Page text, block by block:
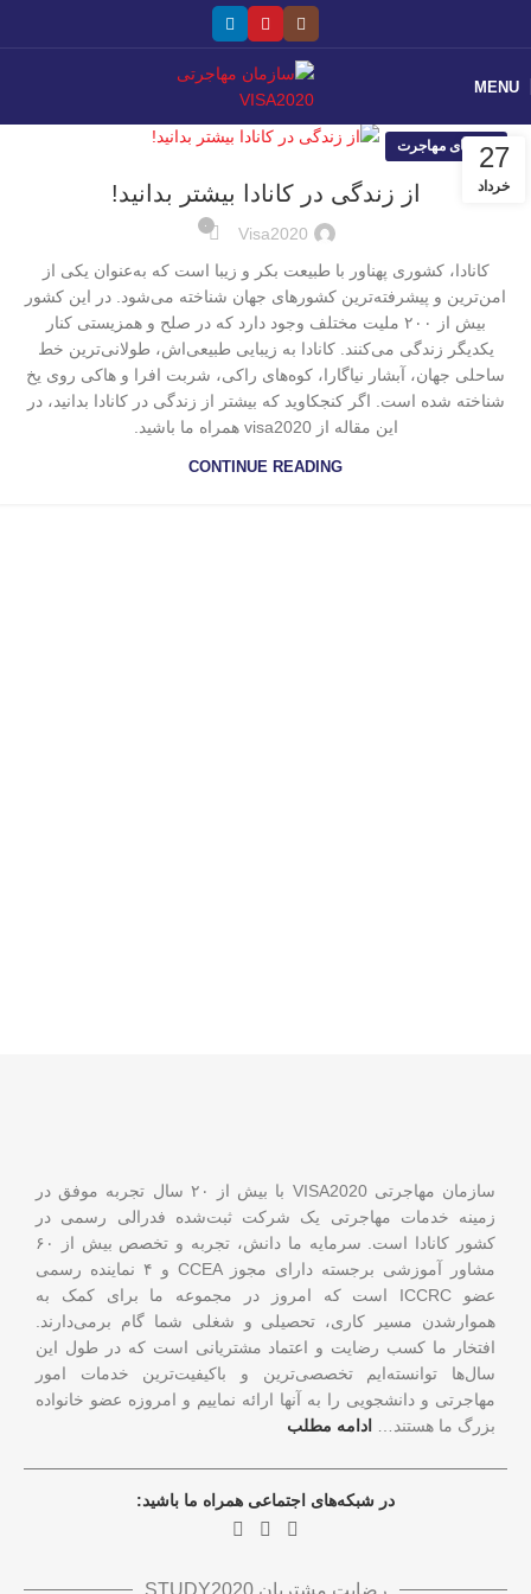
MENU
27
خرداد
راهنمای مهاجرت
از زندگی در کانادا بیشتر بدانید!
Visa2020 ۰
کانادا، کشوری پهناور با طبیعت بکر و زیبا است که به‌عنوان یکی از
امن‌ترین و پیشرفته‌ترین کشورهای جهان شناخته می‌شود. در این کشور
بیش از ۲۰۰ ملیت مختلف وجود دارد که در صلح و همزیستی کنار
یکدیگر زندگی می‌کنند. کانادا به‌ زیبایی طبیعی‌اش، طولانی‌ترین خط
ساحلی جهان، آبشار نیاگارا، کوه‌های راکی، شربت افرا و هاکی روی یخ
شناخته شده است. اگر کنجکاوید که بیشتر از زندگی در کانادا بدانید، در
این مقاله از visa2020 همراه ما باشید.
CONTINUE READING
سازمان مهاجرتی VISA2020 با بیش از ۲۰ سال تجربه موفق در
زمینه خدمات مهاجرتی یک شرکت ثبت‌شده فدرالی رسمی در
کشور کانادا است. سرمایه ما دانش، تجربه و تخصص بیش از ۶۰
مشاور آموزشی برجسته دارای مجوز CCEA و ۴ نماینده رسمی
عضو ICCRC است که امروز در مجموعه ما برای کمک به
هموارشدن مسیر کاری، تحصیلی و شغلی شما گام برمی‌دارند.
افتخار ما کسب رضایت و اعتماد مشتریانی است که در طول این
سال‌ها توانسته‌ایم تخصصی‌ترین و باکیفیت‌ترین خدمات امور
مهاجرتی و دانشجویی را به آنها ارائه نماییم و امروزه عضو خانواده
بزرگ ما هستند… ادامه مطلب
در شبکه‌های اجتماعی همراه ما باشید:
رضایت مشتریان STUDY2020